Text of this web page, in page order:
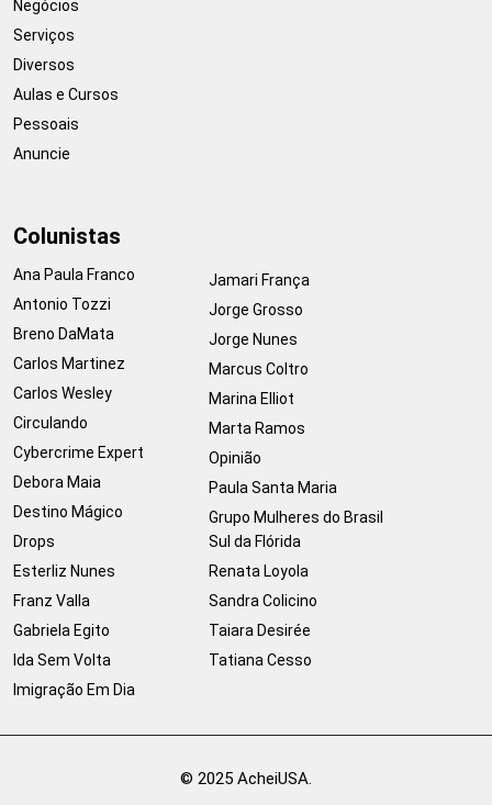
Negócios
Serviços
Diversos
Aulas e Cursos
Pessoais
Anuncie
Colunistas
Ana Paula Franco
Antonio Tozzi
Breno DaMata
Carlos Martinez
Carlos Wesley
Circulando
Cybercrime Expert
Debora Maia
Destino Mágico
Drops
Esterliz Nunes
Franz Valla
Gabriela Egito
Ida Sem Volta
Imigração Em Dia
Jamari França
Jorge Grosso
Jorge Nunes
Marcus Coltro
Marina Elliot
Marta Ramos
Opinião
Paula Santa Maria
Grupo Mulheres do Brasil
Sul da Flórida
Renata Loyola
Sandra Colicino
Taiara Desirée
Tatiana Cesso
© 2025 AcheiUSA.